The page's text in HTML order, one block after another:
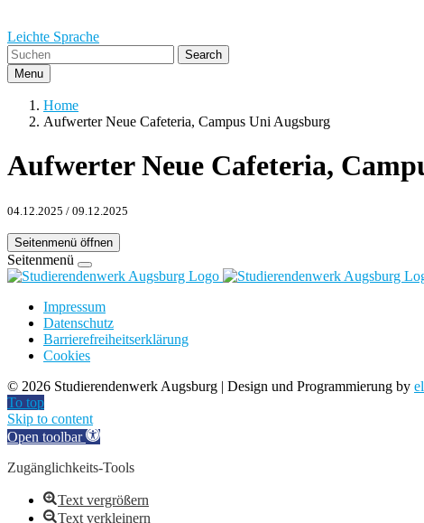
Leichte Sprache
Search
Menu
Home
Aufwerter Neue Cafeteria, Campus Uni Augsburg
Aufwerter Neue Cafeteria,
04.12.2025 / 09.12.2025
Seitenmenü öffnen
Seitenmenü
Impressum
Datenschutz
Barrierefreiheitserklärung
Cookies
© 2026 Studierendenwerk Augsburg | Design und Programmierung by
To top
Skip to content
Open toolbar
Zugänglichkeits-Tools
Text vergrößern
Text verkleinern